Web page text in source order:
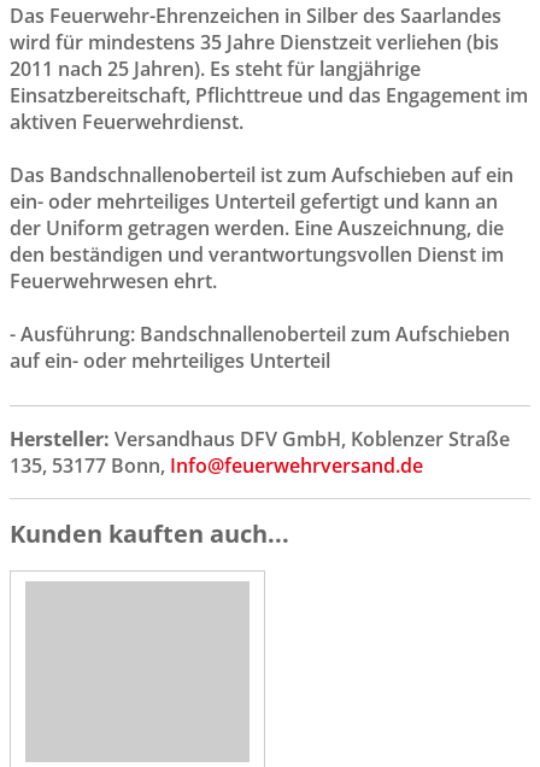
Das Feuerwehr-Ehrenzeichen in Silber des Saarlandes
wird für mindestens 35 Jahre Dienstzeit verliehen (bis
2011 nach 25 Jahren). Es steht für langjährige
Einsatzbereitschaft, Pflichttreue und das Engagement im
aktiven Feuerwehrdienst.
Das Bandschnallenoberteil ist zum Aufschieben auf ein
ein- oder mehrteiliges Unterteil gefertigt und kann an
der Uniform getragen werden. Eine Auszeichnung, die
den beständigen und verantwortungsvollen Dienst im
Feuerwehrwesen ehrt.
- Ausführung: Bandschnallenoberteil zum Aufschieben
auf ein- oder mehrteiliges Unterteil
Hersteller: Versandhaus DFV GmbH, Koblenzer Straße
135, 53177 Bonn, Info@feuerwehrversand.de
Kunden kauften auch...